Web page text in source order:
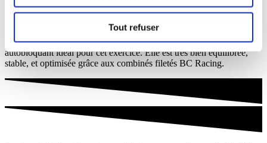
Tout refuser
possibilité de découvrir tout le potentiel de cette sportive.
Cette pure japonaise, popularisée dans le film Fast and Furious /
Tokyo Drift, est née pour drifter. Elle est dotée d’un différentiel
autobloquant idéal pour cet exercice. Elle est très bien équilibrée,
stable, et optimisée grâce aux combinés filetés BC Racing.